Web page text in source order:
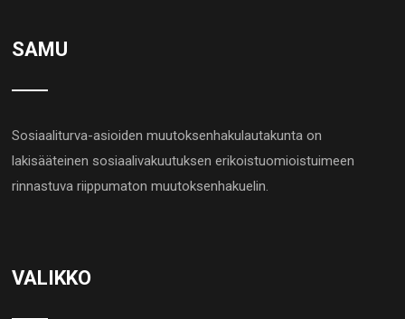
SAMU
Sosiaaliturva-asioiden muutoksenhakulautakunta on
lakisääteinen sosiaalivakuutuksen erikoistuomioistuimeen
rinnastuva riippumaton muutoksenhakuelin.
VALIKKO